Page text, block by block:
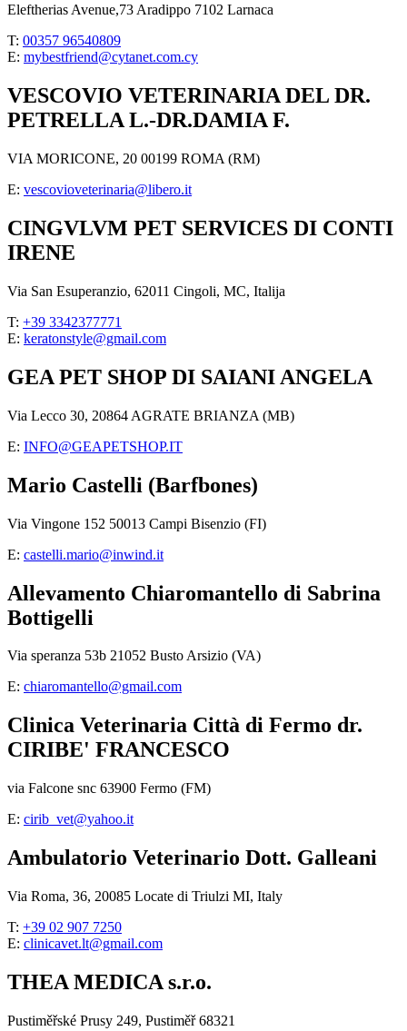
Eleftherias Avenue,73 Aradippo 7102 Larnaca
T: 00357 96540809
E: mybestfriend@cytanet.com.cy
VESCOVIO VETERINARIA DEL DR.
PETRELLA L.-DR.DAMIA F.
VIA MORICONE, 20 00199 ROMA (RM)
E: vescovioveterinaria@libero.it
CINGVLVM PET SERVICES DI CONTI
IRENE
Via San Esuperanzio, 62011 Cingoli, MC, Italija
T: +39 3342377771
E: keratonstyle@gmail.com
GEA PET SHOP DI SAIANI ANGELA
Via Lecco 30, 20864 AGRATE BRIANZA (MB)
E: INFO@GEAPETSHOP.IT
Mario Castelli (Barfbones)
Via Vingone 152 50013 Campi Bisenzio (FI)
E: castelli.mario@inwind.it
Allevamento Chiaromantello di Sabrina
Bottigelli
Via speranza 53b 21052 Busto Arsizio (VA)
E: chiaromantello@gmail.com
Clinica Veterinaria Città di Fermo dr.
CIRIBE' FRANCESCO
via Falcone snc 63900 Fermo (FM)
E: cirib_vet@yahoo.it
Ambulatorio Veterinario Dott. Galleani
Via Roma, 36, 20085 Locate di Triulzi MI, Italy
T: +39 02 907 7250
E: clinicavet.lt@gmail.com
THEA MEDICA s.r.o.
Pustiměřské Prusy 249, Pustiměř 68321